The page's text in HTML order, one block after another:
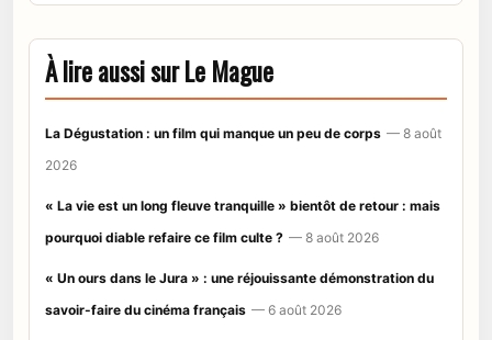
À lire aussi sur Le Mague
La Dégustation : un film qui manque un peu de corps — 8 août
2026
« La vie est un long fleuve tranquille » bientôt de retour : mais
pourquoi diable refaire ce film culte ? — 8 août 2026
« Un ours dans le Jura » : une réjouissante démonstration du
savoir-faire du cinéma français — 6 août 2026